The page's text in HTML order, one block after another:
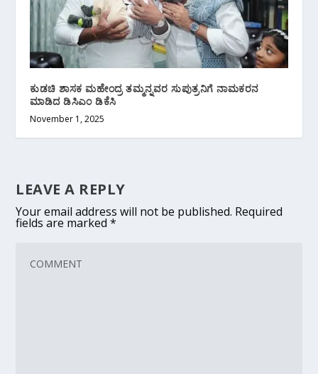
ಕುಡಚಿ ಶಾಸಕ ಮಹೇಂದ್ರ ತಮ್ಮನ್ನವರ ಸುಪುತ್ರನಿಗೆ ನಾಮಕರನ
ಮಾಡಿದ ಡಿಸಿಎಂ ಡಿಕೆಸಿ
November 1, 2025
LEAVE A REPLY
Your email address will not be published. Required
fields are marked*